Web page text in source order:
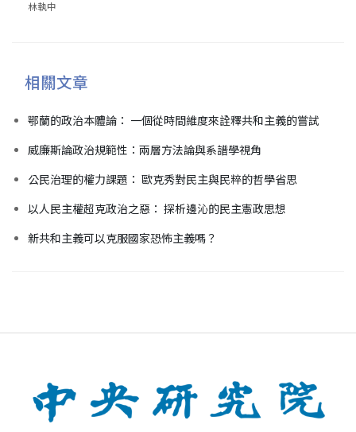
林執中
相關文章
鄂蘭的政治本體論： 一個從時間維度來詮釋共和主義的嘗試
威廉斯論政治規範性：兩層方法論與系譜學視角
公民治理的權力課題： 歐克秀對民主與民粹的哲學省思
以人民主權超克政治之惡： 探析邊沁的民主憲政思想
新共和主義可以克服國家恐怖主義嗎？